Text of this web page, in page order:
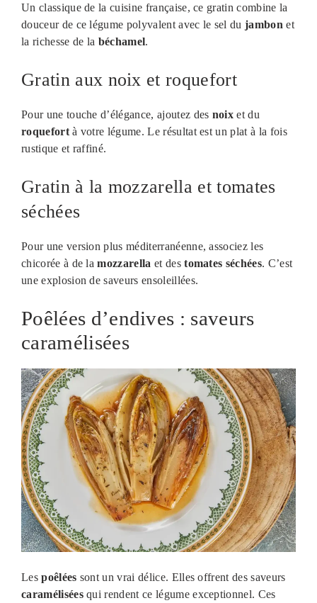
Un classique de la cuisine française, ce gratin combine la
douceur de ce légume polyvalent avec le sel dujambon et
la richesse de la béchamel.
Gratin aux noix et roquefort
Pour une touche d’élégance, ajoutez des noix et du
roquefortà votre légume. Le résultat est un plat à la fois
rustique et raffiné.
Gratin à la mozzarella et tomates
séchées
Pour une version plus méditerranéenne, associez les
chicorée à de lamozzarella et destomates séchées. C’est
une explosion de saveurs ensoleillées.
Poêlées d’endives : saveurs
caramélisées
Lespoêlées sont un vrai délice. Elles offrent des saveurs
caraméliséesqui rendent ce légume exceptionnel. Ces